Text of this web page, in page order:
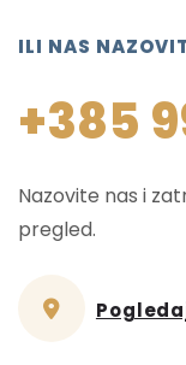
ILI NAS
+385
Nazovite nas i
pregled.